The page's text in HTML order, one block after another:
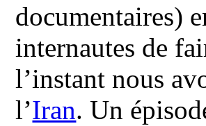
documentaires)
internautes de
l’instant nous
l’Iran. Un